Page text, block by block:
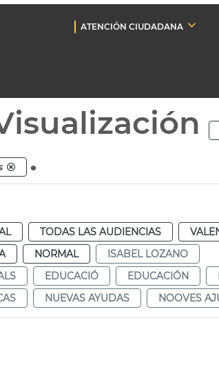
ATENCIÓN CIUDADANA
.
TODAS LAS AUDIENCIAS
NORMAL
ISABEL LOZANO
EDUCACIÓ EDUCACIÓN
NUEVAS AYUDAS NOOVES